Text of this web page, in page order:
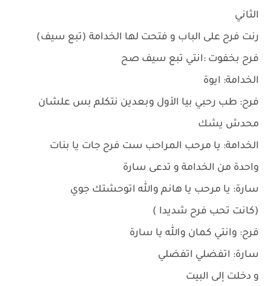
الثاني
رنت فرح على الباب و فتحت لها الخدامة (تبع سيف)
فرح بخفوت :انتي تبع سيف صح
الخدامة: ايوة
فرح: طب رحبي بيا الأول وبعدين نتكلم بس علشان
محدش يشك
الخدامة: يا مرحب المراحب ست فرح جات يا بنات
واحدة من الخدامة و تدعى سارة
سارة: يا مرحب يا هانم والله اتوحشتك جوي
(كانت تحب فرح شديدا )
فرح: وانتي كمان والله يا سارة
سارة: اتفضلي اتفضلي
و دخلت إلى البيت